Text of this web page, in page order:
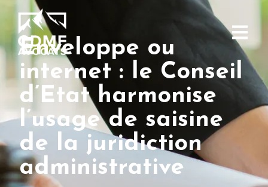
Enveloppe ou
internet : le Conseil
d’Etat harmonise
l’usage de saisine
de la juridiction
administrative